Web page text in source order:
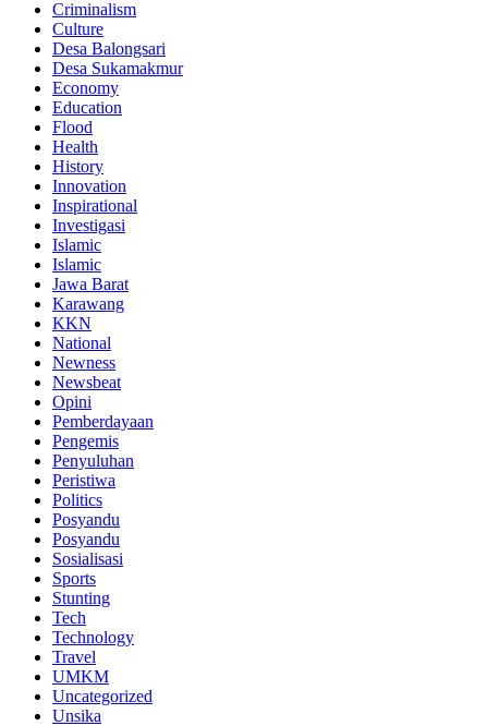
Criminalism
Culture
Desa Balongsari
Desa Sukamakmur
Economy
Education
Flood
Health
History
Innovation
Inspirational
Investigasi
Islamic
Islamic
Jawa Barat
Karawang
KKN
National
Newness
Newsbeat
Opini
Pemberdayaan
Pengemis
Penyuluhan
Peristiwa
Politics
Posyandu
Posyandu
Sosialisasi
Sports
Stunting
Tech
Technology
Travel
UMKM
Uncategorized
Unsika